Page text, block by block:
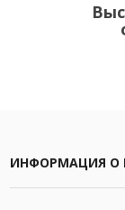
ИНФОРМАЦИЯ О